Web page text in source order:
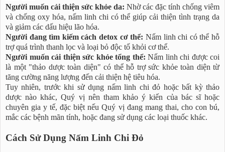
Người muốn cải thiện sức khỏe da: Nhờ các đặc tính chống viêm
và chống oxy hóa, nấm linh chi có thể giúp cải thiện tình trạng da
và giảm các dấu hiệu lão hóa.
Người đang tìm kiếm cách detox cơ thể: Nấm linh chi có thể hỗ
trợ quá trình thanh lọc và loại bỏ độc tố khỏi cơ thể.
Người muốn cải thiện sức khỏe tổng thể: Nấm linh chi được coi
là một "thảo dược toàn diện" có thể hỗ trợ sức khỏe toàn diện từ
tăng cường năng lượng đến cải thiện hệ tiêu hóa.
Tuy nhiên, trước khi sử dụng nấm linh chi đỏ hoặc bất kỳ thảo
dược nào khác, Quý vị nên tham khảo ý kiến của bác sĩ hoặc
chuyên gia y tế, đặc biệt nếu Quý vị đang mang thai, cho con bú,
mắc các bệnh mãn tính, hoặc đang sử dụng các loại thuốc khác.
Cách Sử Dụng Nấm Linh Chi Đỏ